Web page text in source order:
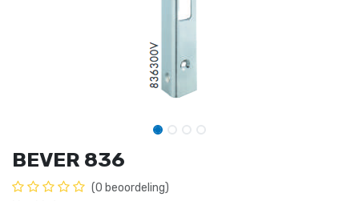
BEVER 836
(0 beoordeling)